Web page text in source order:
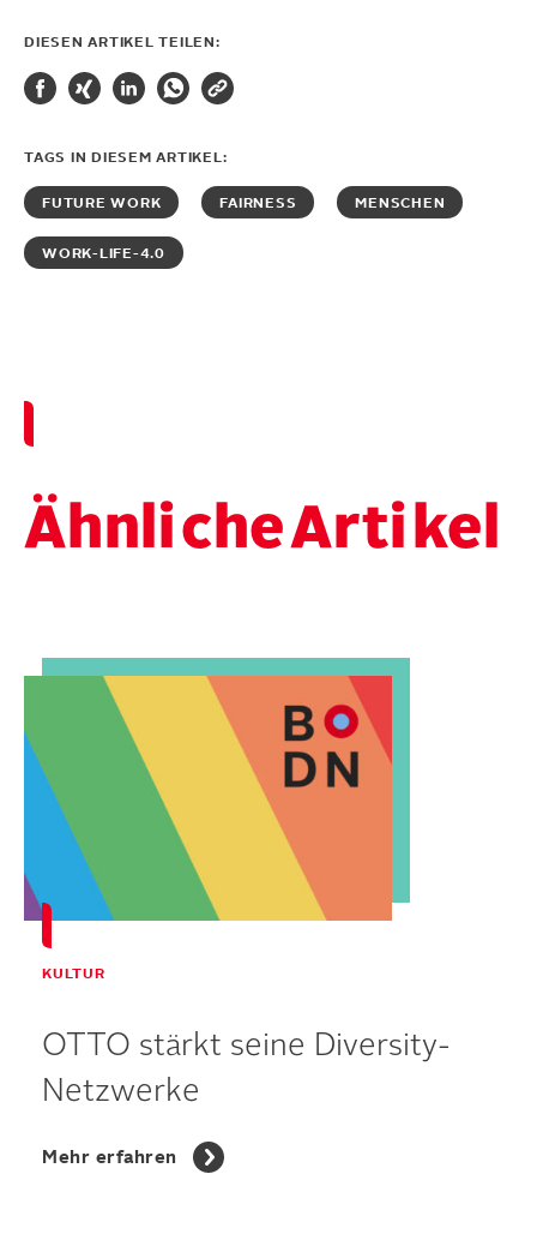
DIESEN ARTIKEL TEILEN:
TAGS IN DIESEM ARTIKEL:
FUTURE WORK FAIRNESS MENSCHEN
WORK-LIFE-4.0
ÄhnlicheArti kel
KULTUR
OTTO stärkt seine Diversity-
Netzwerke
Mehr erfahren